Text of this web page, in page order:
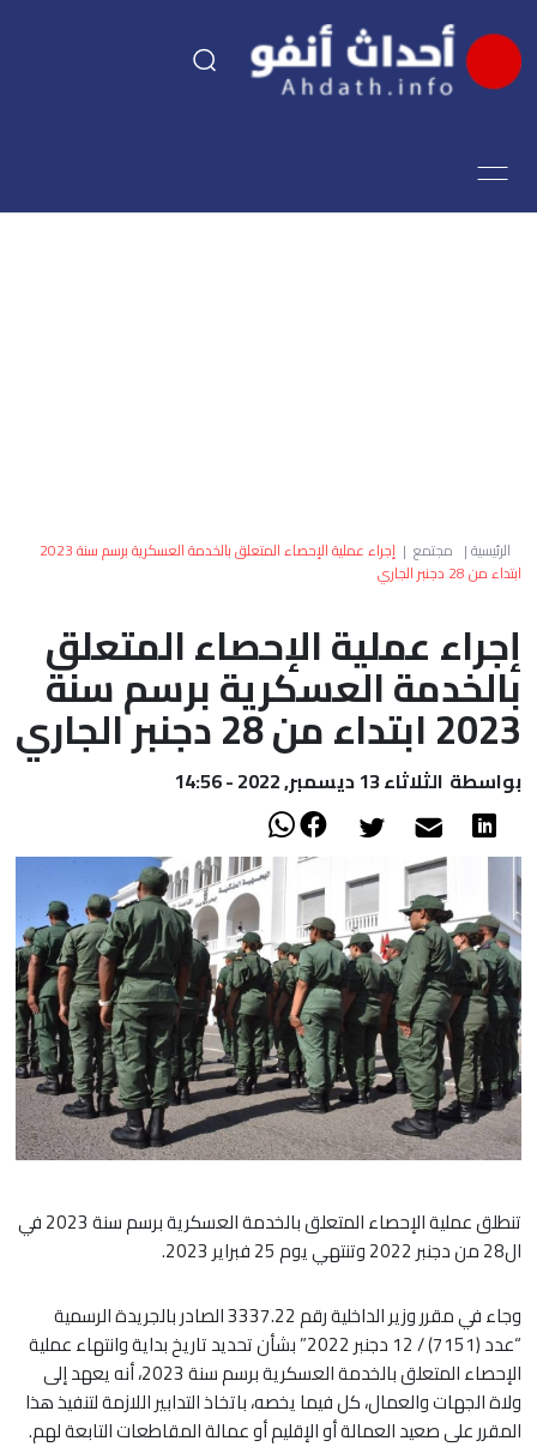
اقتصاد
العالم
الصحراء
الرئيسية| مجتمع |
إجراء عملية الإحصاء المتعلق بالخدمة العسكرية برسم سنة 2023
ابتداء من 28 دجنبر الجاري
إجراء عملية الإحصاء المتعلق
بالخدمة العسكرية برسم سنة
2023 ابتداء من 28 دجنبر الجاري
بواسطة الثلاثاء 13 ديسمبر, 2022 - 14:56
تنطلق عملية الإحصاء المتعلق بالخدمة العسكرية برسم سنة 2023 في
ال28 من دجنبر 2022 وتنتهي يوم 25 فبراير 2023.
وجاء في مقرر وزير الداخلية رقم 3337.22 الصادر بالجريدة الرسمية
“عدد (7151) / 12 دجنبر 2022” بشأن تحديد تاريخ بداية وانتهاء عملية
الإحصاء المتعلق بالخدمة العسكرية برسم سنة 2023، أنه يعهد إلى
ولاة الجهات والعمال، كل فيما يخصه، باتخاذ التدابير اللازمة لتنفيذ هذا
المقرر على صعيد العمالة أو الإقليم أو عمالة المقاطعات التابعة لهم.